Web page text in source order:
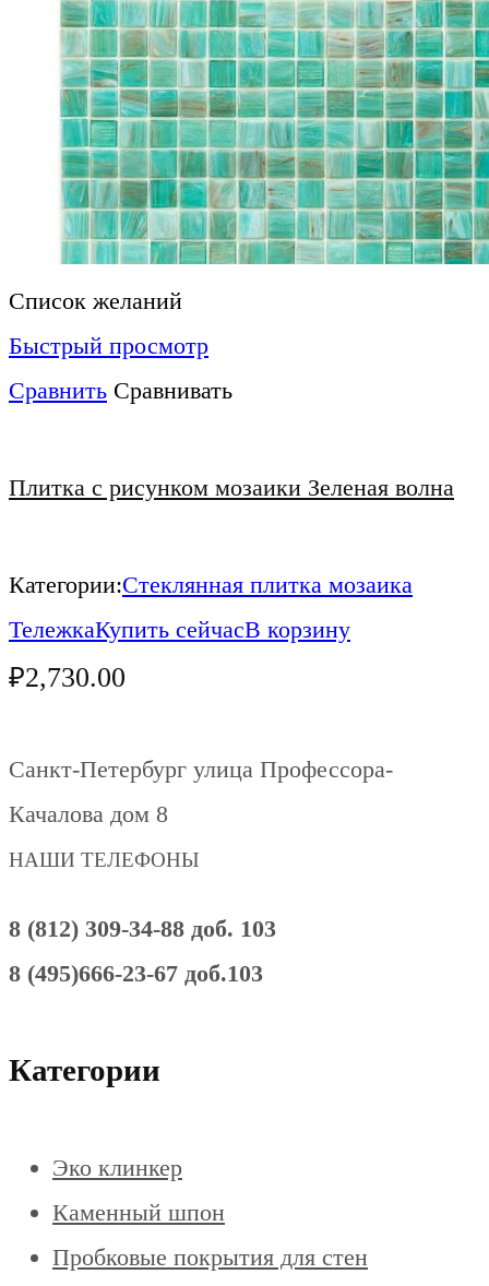
Список желаний
Быстрый просмотр
Сравнить Сравнивать
Плитка с рисунком мозаики Зеленая волна
Категории:Стеклянная плитка мозаика
ТележкаКупить сейчасВ корзину
₽2,730.00
Санкт-Петербург улица Профессора-
Качалова дом 8
НАШИ ТЕЛЕФОНЫ
8 (812) 309-34-88 доб. 103
8 (495)666-23-67 доб.103
Категории
Эко клинкер
Каменный шпон
Пробковые покрытия для стен